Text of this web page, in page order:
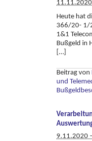
Heute hat
366/20- 1/
1&1
Bußgeld in
[…]
Beitrag von
und
9.11.2020